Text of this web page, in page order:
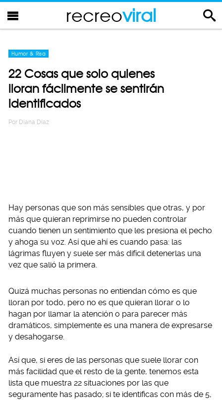
recreoviral
Humor & Risa
22 Cosas que solo quienes
lloran fácilmente se sentirán
identificados
Por Diana Diaz
Hay personas que son más sensibles que otras, y por
más que quieran reprimirse no pueden controlar
cuando tienen un sentimiento que les presiona el pecho
y ahoga su voz. Así que ahí es cuando pasa: las
lágrimas fluyen y suele ser más difícil detenerlas una
vez que salió la primera.
Quizá muchas personas no entiendan cómo es que
lloran por todo, pero no es que quieran llorar o lo
hagan por llamar la atención o para parecer más
dramáticos, simplemente es una manera de expresarse
y desahogarse.
Así que, si eres de las personas que suele llorar con
más facilidad que el resto de la gente, tenemos esta
lista que muestra 22 situaciones por las que
seguramente has pasado; si te identificas con más de 5,